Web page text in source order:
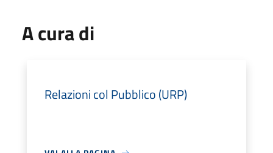
A cura di
Relazioni col Pubblico (URP)